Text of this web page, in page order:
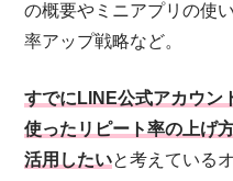
の概要やミニアプリの使
率アップ戦略など。
すでにLINE公式アカウン
使ったリピート率の上げ
活用したいと考えている